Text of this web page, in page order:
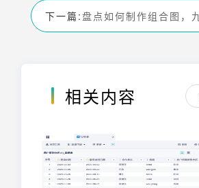
下一篇:
相关内容